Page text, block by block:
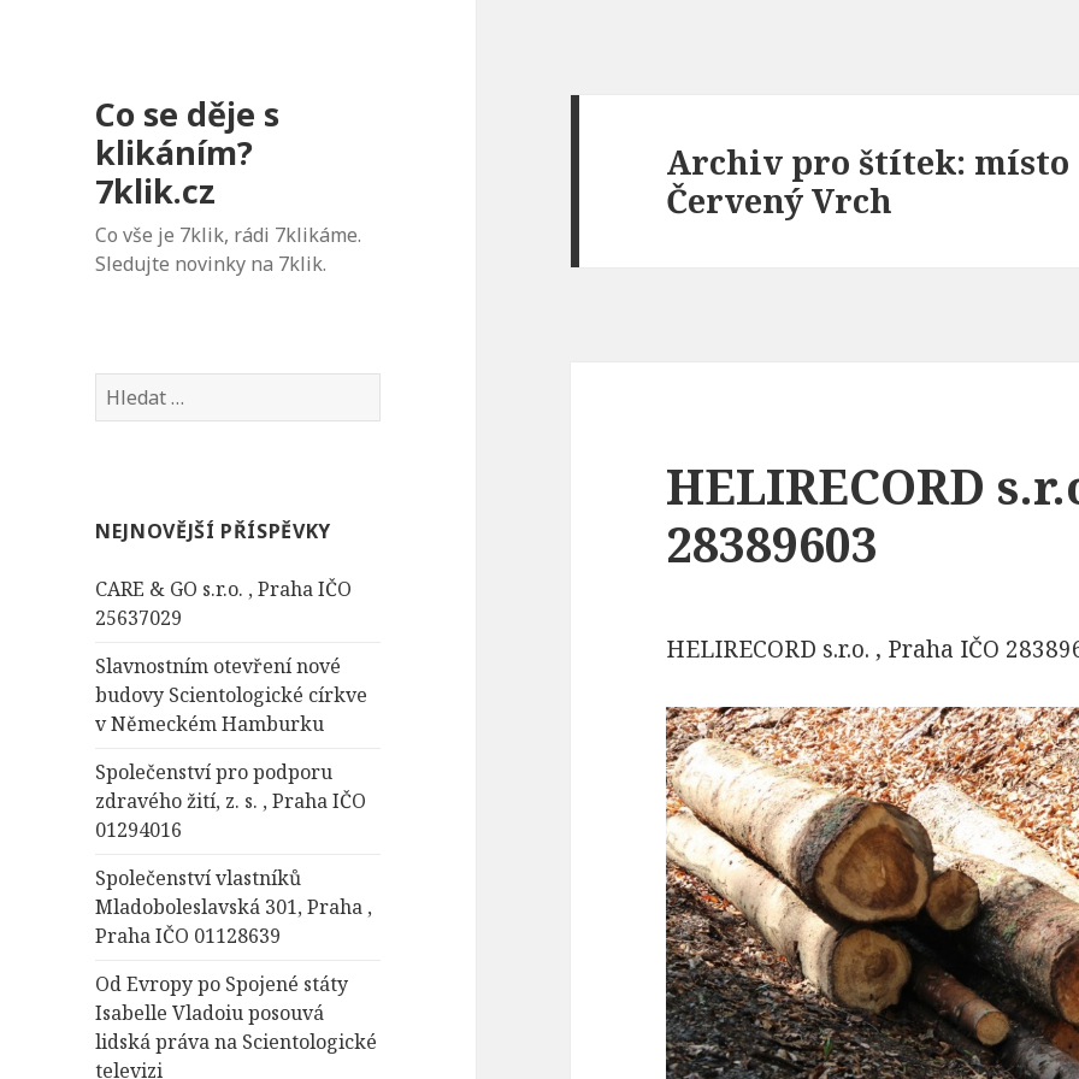
Co se děje s
klikáním?
7klik.cz
Co vše je 7klik, rádi 7klikáme.
Sledujte novinky na 7klik.
V
y
d
v
á
í
NEJNOVĚJŠÍ PŘÍSPĚVKY
CARE & GO s.r.o. , Praha IČO
25637029
Slavnostním otevření nové
budovy Scientologické církve
v Německém Hamburku
Společenství pro podporu
zdravého žití, z. s. , Praha IČO
01294016
Společenství vlastníků
Mladoboleslavská 301, Praha ,
Praha IČO 01128639
Od Evropy po Spojené státy
Isabelle Vladoiu posouvá
lidská práva na Scientologické
televizi
Archiv pro štítek: místo
Červený Vrch
HELIRECORD
28389603
HELIRECORD s.r.o. , Praha IČO